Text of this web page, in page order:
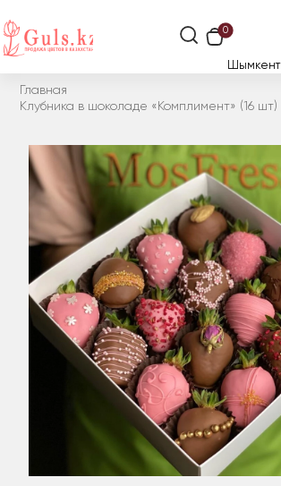
0
Шымкент
Главная
Клубника в шоколаде «Комплимент» (16 шт)